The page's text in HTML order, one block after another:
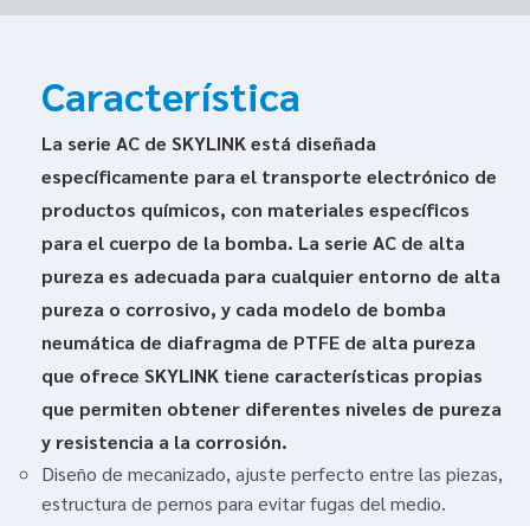
Característica
La serie AC de SKYLINK está diseñada
específicamente para el transporte electrónico de
productos químicos, con materiales específicos
para el cuerpo de la bomba. La serie AC de alta
pureza es adecuada para cualquier entorno de alta
pureza o corrosivo, y cada modelo de bomba
neumática de diafragma de PTFE de alta pureza
que ofrece SKYLINK tiene características propias
que permiten obtener diferentes niveles de pureza
y resistencia a la corrosión.
Diseño de mecanizado, ajuste perfecto entre las piezas,
estructura de pernos para evitar fugas del medio.